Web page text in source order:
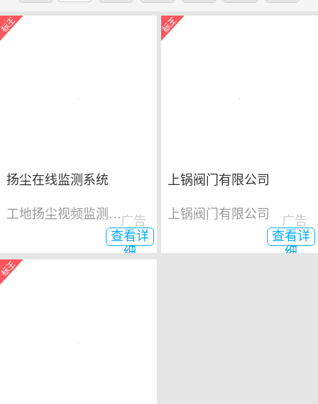
扬尘在线监测系统
工地扬尘视频监测系统
查看详
细
广告
上锅阀门有限公司
上锅阀门有限公司
查看详
细
广告